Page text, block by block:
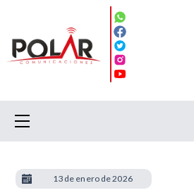
13 de enero de 2026